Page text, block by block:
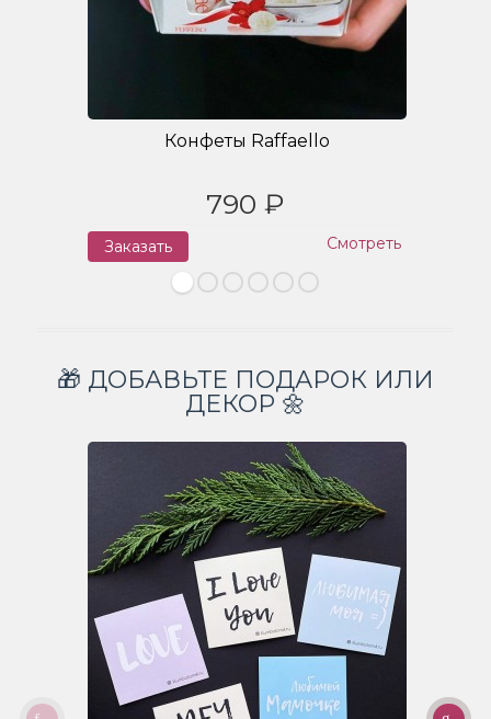
Конфеты Raffaello
790 ₽
Заказать Смотреть
🎁 ДОБАВЬТЕ ПОДАРОК ИЛИ
ДЕКОР 🌼